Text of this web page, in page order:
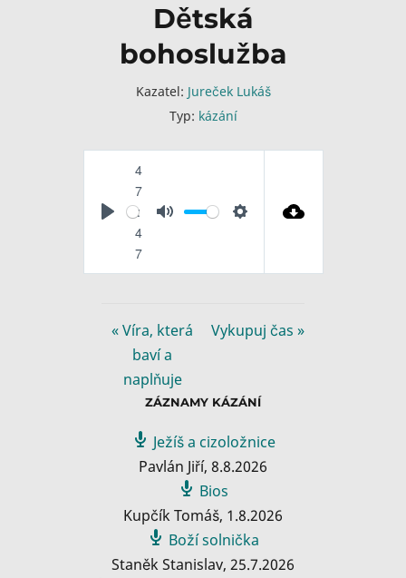
Dětská
bohoslužba
Kazatel: Jureček Lukáš
Typ: kázání
P
4
7
:
4
7
M
S
n
« Víra, která
baví a
naplňuje
Vykupuj čas »
ZÁZNAMY KÁZÁNÍ
Ježíš a cizoložnice
Pavlán Jiří, 8.8.2026
Bios
Kupčík Tomáš, 1.8.2026
Boží solnička
Staněk Stanislav, 25.7.2026